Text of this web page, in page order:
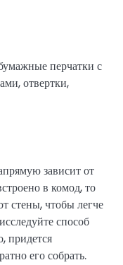
перчатки с
отвертки,
зависит от
в комод, то
стены, чтобы легче
способ
придется
его собрать.